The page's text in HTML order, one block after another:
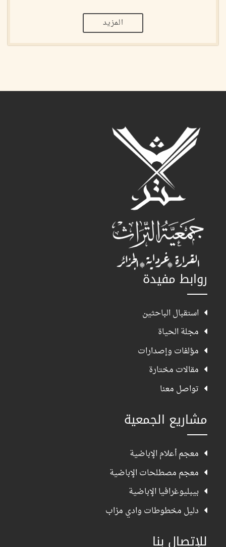
المزيد
روابط مفيدة
استقبال الباحثين
مجلة الحياة
مؤلفات وإصدارات
مقالات مختارة
تواصل معنا
مشاريع الجمعية
معجم أعلام الإباضية
معجم مصطلحات الإباضية
بيبليوغرافيا الإباضية
دليل مخطوطات وادي مزاب
للإتصال بنا